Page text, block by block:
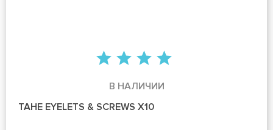
В НАЛИЧИИ
TAHE EYELETS & SCREWS X10